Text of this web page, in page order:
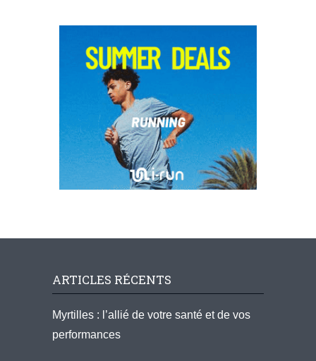
ARTICLES RÉCENTS
Myrtilles : l’allié de votre santé et de vos
performances